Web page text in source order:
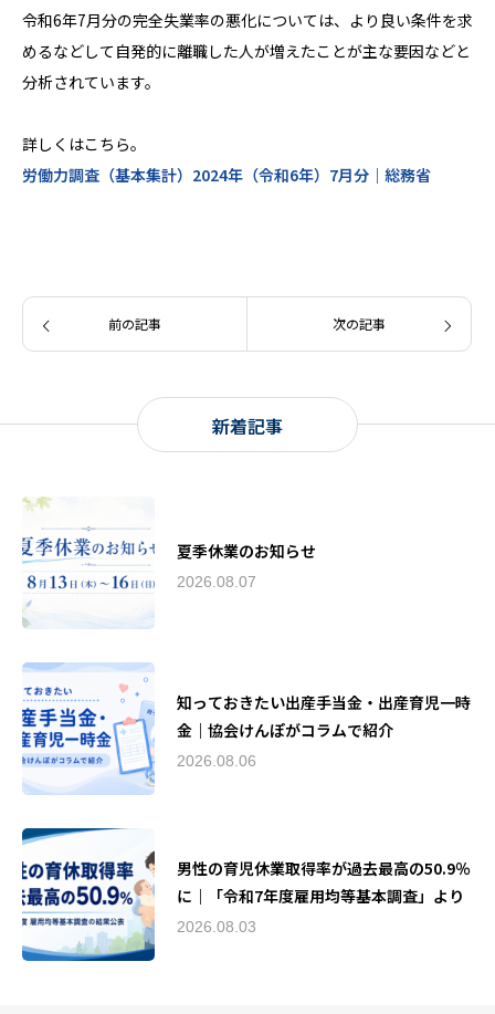
令和6年7月分の完全失業率の悪化については、より良い条件を求
めるなどして自発的に離職した人が増えたことが主な要因などと
分析されています。
詳しくはこちら。
労働力調査（基本集計）2024年（令和6年）7月分｜総務省
前の記事 次の記事
新着記事
夏季休業のお知らせ
2026.08.07
知っておきたい出産手当金・出産育児一時
金｜協会けんぽがコラムで紹介
2026.08.06
男性の育児休業取得率が過去最高の50.9％
に｜「令和7年度雇用均等基本調査」より
2026.08.03